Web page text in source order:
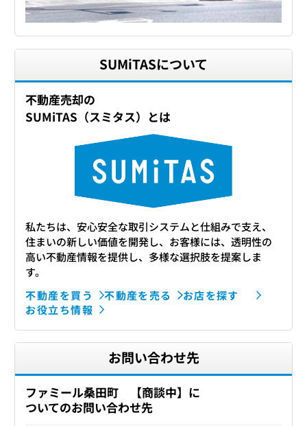
SUMiTASについて
不動産売却の
SUMiTAS（スミタス）とは
私たちは、安心安全な取引システムと仕組みで支え、
住まいの新しい価値を開発し、お客様には、透明性の
高い不動産情報を提供し、多様な選択肢を提案しま
す。
不動産を買う
不動産を売る
お店を探す
お役立ち情報
お問い合わせ先
ファミール桑田町 【商談中】に
ついてのお問い合わせ先